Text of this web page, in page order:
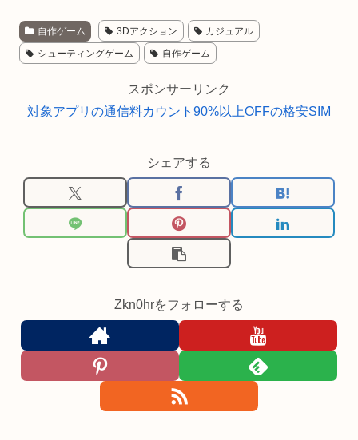
自作ゲーム 3Dアクション カジュアル
シューティングゲーム 自作ゲーム
スポンサーリンク
対象アプリの通信料カウント90%以上OFFの格安SIM
シェアする
Zkn0hrをフォローする